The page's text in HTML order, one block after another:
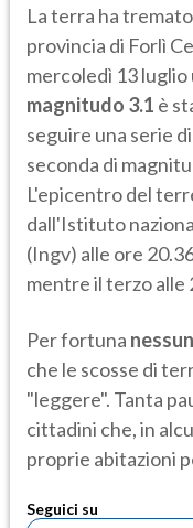
La terra ha
provincia di Forlì
mercoledì 13 luglio
magnitudo 3.1 è
seguire una serie
seconda di
L'epicentro del
dall'Istituto
(Ingv) alle ore
mentre il terzo alle
Per fortuna
che le scosse di
"leggere". Tanta
cittadini che, in
proprie abitazioni
Seguici su